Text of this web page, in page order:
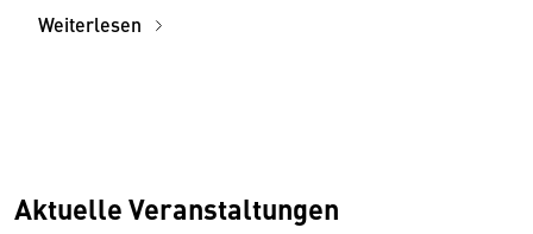
Weiterlesen
Aktuelle Veranstaltungen